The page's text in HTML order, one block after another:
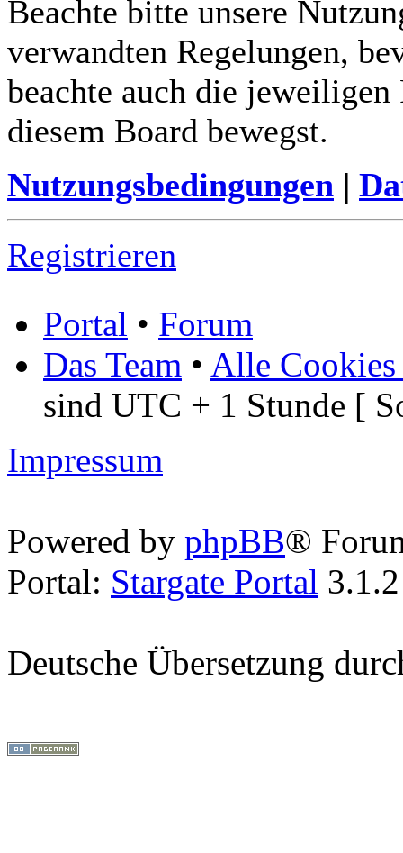
Beachte bitte unsere
verwandten Regelungen,
beachte auch die
diesem Board bewegst.
Nutzungsbedingungen |
Registrieren
Portal • Forum
Das Team • Alle Cookies
sind UTC + 1 Stunde [
Impressum
Powered by phpBB®
Portal: Stargate Portal
Deutsche Übersetzung